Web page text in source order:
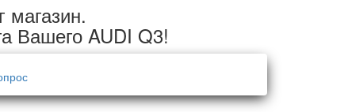
магазин.
Вашего AUDI Q3!